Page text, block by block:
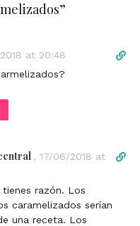
”
at 20:48
D
t
, 17/06/2018 at
D
tienes razón. Los
caramelizados serían
una receta. Los